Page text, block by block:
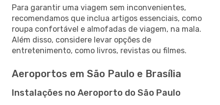
Para garantir uma viagem sem inconvenientes,
recomendamos que inclua artigos essenciais, como
roupa confortável e almofadas de viagem, na mala.
Além disso, considere levar opções de
entretenimento, como livros, revistas ou filmes.
Aeroportos em São Paulo e Brasília
Instalações no Aeroporto do São Paulo